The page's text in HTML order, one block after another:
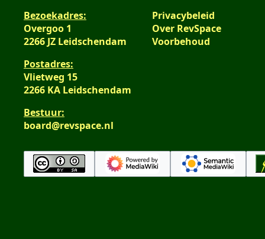
Bezoekadres:
Overgoo 1
2266 JZ Leidschendam
Postadres:
Vlietweg 15
2266 KA Leidschendam
Bestuur:
board@revspace.nl
Privacybeleid
Over RevSpace
Voorbehoud